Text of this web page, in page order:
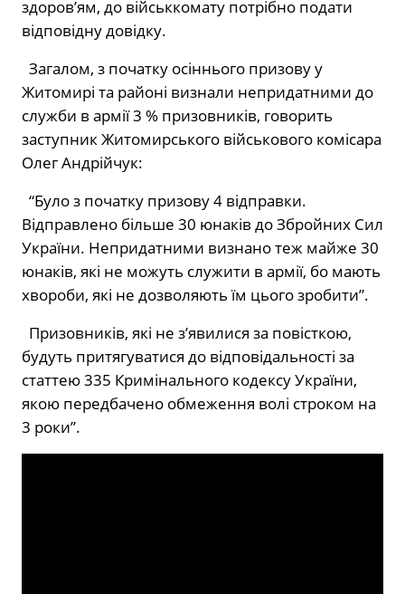
здоров’ям, до військкомату потрібно подати
відповідну довідку.
Загалом, з початку осіннього призову у
Житомирі та районі визнали непридатними до
служби в армії 3 % призовників, говорить
заступник Житомирського військового комісара
Олег Андрійчук:
“Було з початку призову 4 відправки.
Відправлено більше 30 юнаків до Збройних Сил
України. Непридатними визнано теж майже 30
юнаків, які не можуть служити в армії, бо мають
хвороби, які не дозволяють їм цього зробити”.
Призовників, які не з’явилися за повісткою,
будуть притягуватися до відповідальності за
статтею 335 Кримінального кодексу України,
якою передбачено обмеження волі строком на
3 роки”.